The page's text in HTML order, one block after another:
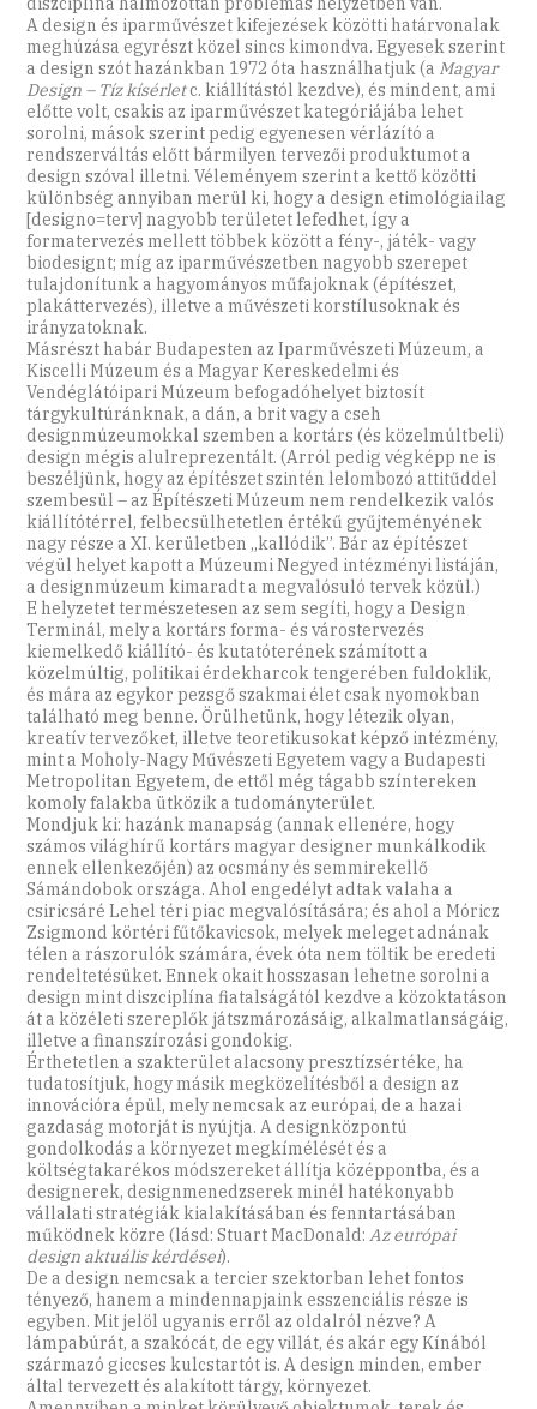
A design és iparművészet kifejezések közötti határvonalak
meghúzása egyrészt közel sincs kimondva. Egyesek szerint
a design szót hazánkban 1972 óta használhatjuk (a Magyar
Design – Tíz kísérletc. kiállítástól kezdve), és mindent, ami
előtte volt, csakis az iparművészet kategóriájába lehet
sorolni, mások szerint pedig egyenesen vérlázító a
rendszerváltás előtt bármilyen tervezői produktumot a
design szóval illetni. Véleményem szerint a kettő közötti
különbség annyiban merül ki, hogy a design etimológiailag
[designo=terv] nagyobb területet lefedhet, így a
formatervezés mellett többek között a fény-, játék- vagy
biodesignt; míg az iparművészetben nagyobb szerepet
tulajdonítunk a hagyományos műfajoknak (építészet,
plakáttervezés), illetve a művészeti korstílusoknak és
irányzatoknak.
Másrészt habár Budapesten az Iparművészeti Múzeum, a
Kiscelli Múzeum és a Magyar Kereskedelmi és
Vendéglátóipari Múzeum befogadóhelyet biztosít
tárgykultúránknak, a dán, a brit vagy a cseh
designmúzeumokkal szemben a kortárs (és közelmúltbeli)
design mégis alulreprezentált. (Arról pedig végképp ne is
beszéljünk, hogy az építészet szintén lelombozó attitűddel
szembesül – az Építészeti Múzeum nem rendelkezik valós
kiállítótérrel, felbecsülhetetlen értékű gyűjteményének
nagy része a XI. kerületben „kallódik”. Bár az építészet
végül helyet kapott a Múzeumi Negyed intézményi listáján,
a designmúzeum kimaradt a megvalósuló tervek közül.)
E helyzetet természetesen az sem segíti, hogy a Design
Terminál, mely a kortárs forma- és várostervezés
kiemelkedő kiállító- és kutatóterének számított a
közelmúltig, politikai érdekharcok tengerében fuldoklik,
és mára az egykor pezsgő szakmai élet csak nyomokban
található meg benne. Örülhetünk, hogy létezik olyan,
kreatív tervezőket, illetve teoretikusokat képző intézmény,
mint a Moholy-Nagy Művészeti Egyetem vagy a Budapesti
Metropolitan Egyetem, de ettől még tágabb színtereken
komoly falakba ütközik a tudományterület.
Mondjuk ki: hazánk manapság (annak ellenére, hogy
számos világhírű kortárs magyar designer munkálkodik
ennek ellenkezőjén) az ocsmány és semmirekellő
Sámándobok országa. Ahol engedélyt adtak valaha a
csiricsáré Lehel téri piac megvalósítására; és ahol a Móricz
Zsigmond körtéri fűtőkavicsok, melyek meleget adnának
télen a rászorulók számára, évek óta nem töltik be eredeti
rendeltetésüket. Ennek okait hosszasan lehetne sorolni a
design mint diszciplína fiatalságától kezdve a közoktatáson
át a közéleti szereplők játszmározásáig, alkalmatlanságáig,
illetve a finanszírozási gondokig.
Érthetetlen a szakterület alacsony presztízsértéke, ha
tudatosítjuk, hogy másik megközelítésből a design az
innovációra épül, mely nemcsak az európai, de a hazai
gazdaság motorját is nyújtja. A designközpontú
gondolkodás a környezet megkímélését és a
költségtakarékos módszereket állítja középpontba, és a
designerek, designmenedzserek minél hatékonyabb
vállalati stratégiák kialakításában és fenntartásában
működnek közre (lásd: Stuart MacDonald:Az európai
design aktuális kérdései).
De a design nemcsak a tercier szektorban lehet fontos
tényező, hanem a mindennapjaink esszenciális része is
egyben. Mit jelöl ugyanis erről az oldalról nézve? A
lámpabúrát, a szakócát, de egy villát, és akár egy Kínából
származó giccses kulcstartót is. A design minden, ember
által tervezett és alakított tárgy, környezet.